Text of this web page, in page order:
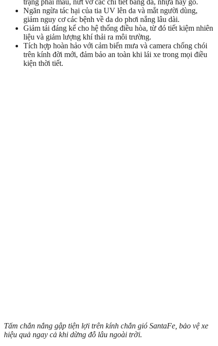
trạng phai màu, nứt vỡ các chi tiết bằng da, nhựa hay gỗ.
Ngăn ngừa tác hại của tia UV lên da và mắt người dùng,
giảm nguy cơ các bệnh về da do phơi nắng lâu dài.
Giảm tải đáng kể cho hệ thống điều hòa, từ đó tiết kiệm nhiên
liệu và giảm lượng khí thải ra môi trường.
Tích hợp hoàn hảo với cảm biến mưa và camera chống chói
trên kính đời mới, đảm bảo an toàn khi lái xe trong mọi điều
kiện thời tiết.
Tấm chắn nắng gập tiện lợi trên kính chắn gió SantaFe, bảo vệ xe
hiệu quả ngay cả khi dừng đỗ lâu ngoài trời.